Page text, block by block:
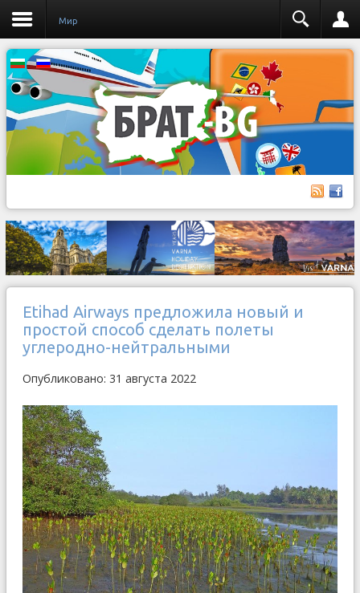
Мир
Etihad Airways предложила новый и
простой способ сделать полеты
углеродно-нейтральными
Опубликовано: 31 августа 2022